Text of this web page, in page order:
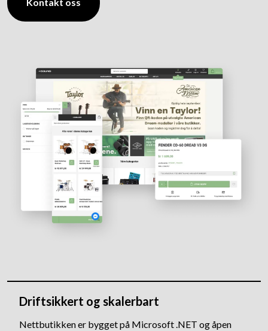
Driftsikkert og skalerbart
Nettbutikken er bygget på Microsoft .NET og åpen